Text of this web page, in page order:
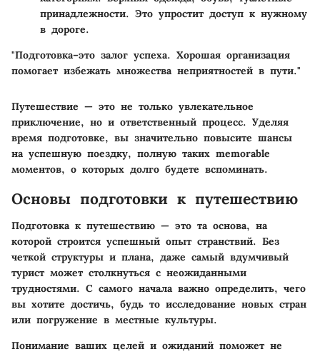
принадлежности. Это упростит доступ к нужному
в дороге.
"Подготовка–это залог успеха. Хорошая организация
помогает избежать множества неприятностей в пути."
Путешествие — это не только увлекательное
приключение, но и ответственный процесс. Уделяя
время подготовке, вы значительно повысите шансы
на успешную поездку, полную таких memorable
моментов, о которых долго будете вспоминать.
Основы подготовки к путешествию
Подготовка к путешествию — это та основа, на
которой строится успешный опыт странствий. Без
четкой структуры и плана, даже самый вдумчивый
турист может столкнуться с неожиданными
трудностями. С самого начала важно определить, чего
вы хотите достичь, будь то исследование новых стран
или погружение в местные культуры.
Понимание ваших целей и ожиданий поможет не